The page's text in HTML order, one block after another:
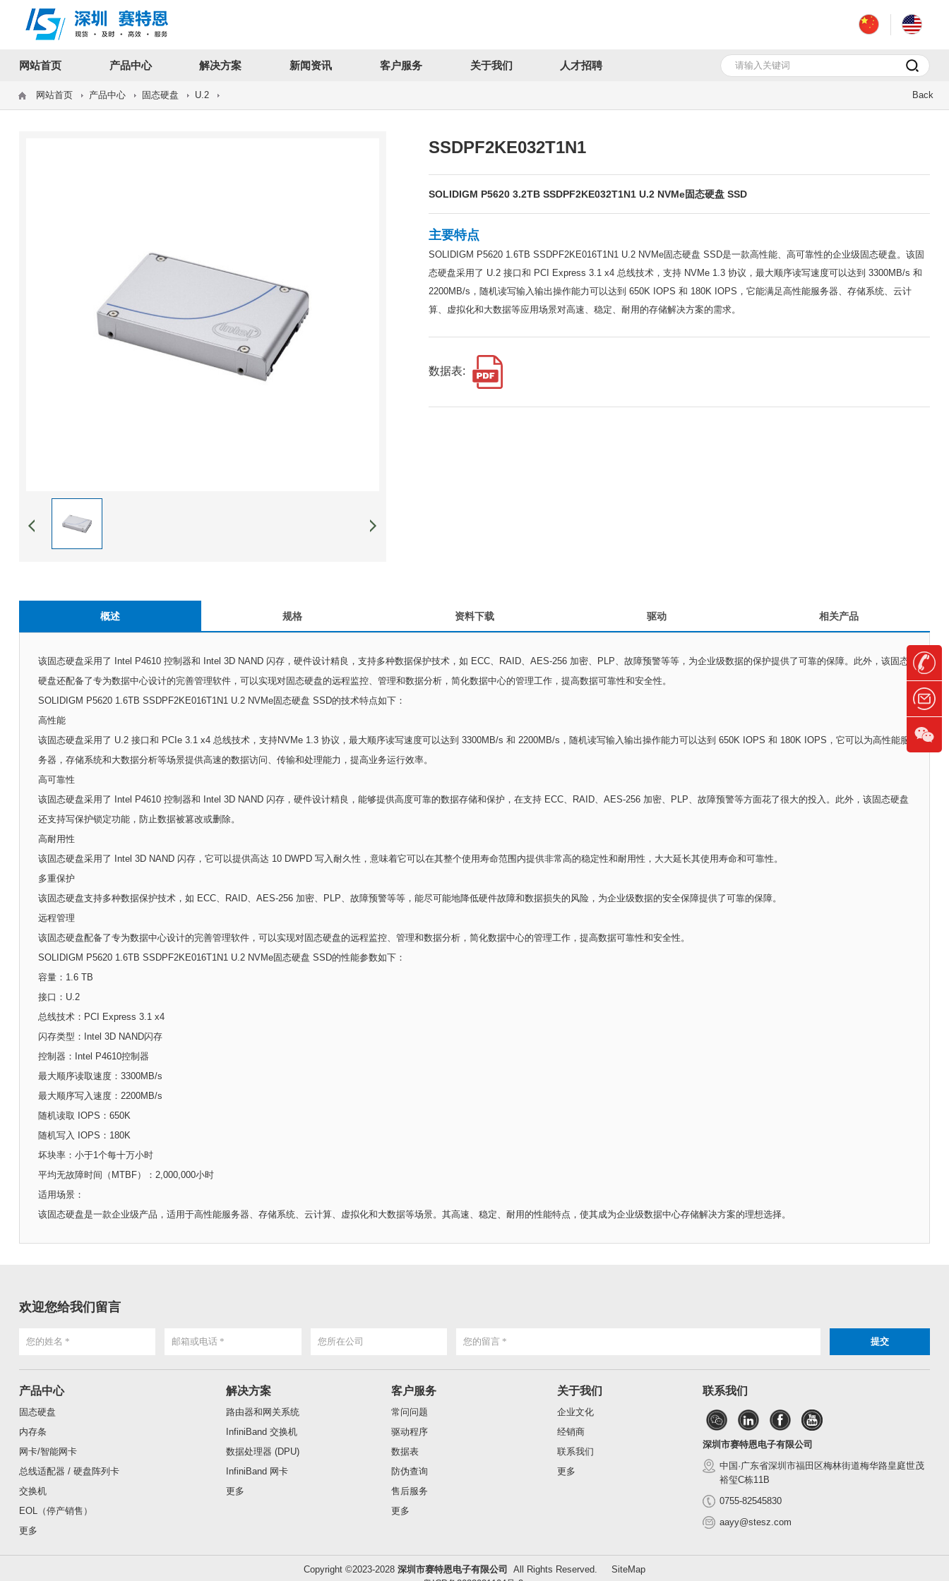
网站首页 产品中心 解决方案 新闻资讯 客户服务 关于我们 人才招聘
Back
网站首页 产品中心 固态硬盘 U.2
SSDPF2KE032T1N1
SOLIDIGM P5620 3.2TB SSDPF2KE032T1N1 U.2 NVMe固态硬盘 SSD
主要特点
SOLIDIGM P5620 1.6TB SSDPF2KE016T1N1 U.2 NVMe固态硬盘 SSD是一款高性能、高可靠性的企业级固态硬盘。该固
态硬盘采用了 U.2 接口和 PCI Express 3.1 x4 总线技术，支持 NVMe 1.3 协议，最大顺序读写速度可以达到 3300MB/s 和
2200MB/s，随机读写输入输出操作能力可以达到 650K IOPS 和 180K IOPS，它能满足高性能服务器、存储系统、云计
算、虚拟化和大数据等应用场景对高速、稳定、耐用的存储解决方案的需求。
数据表:
概述 规格 资料下载 驱动 相关产品
该固态硬盘采用了 Intel P4610 控制器和 Intel 3D NAND 闪存，硬件设计精良，支持多种数据保护技术，如 ECC、RAID、AES-256 加密、PLP、故障预警等等，为企业级数据的保护提供了可靠的保障。此外，该固态
硬盘还配备了专为数据中心设计的完善管理软件，可以实现对固态硬盘的远程监控、管理和数据分析，简化数据中心的管理工作，提高数据可靠性和安全性。
SOLIDIGM P5620 1.6TB SSDPF2KE016T1N1 U.2 NVMe固态硬盘 SSD的技术特点如下：
高性能
该固态硬盘采用了 U.2 接口和 PCIe 3.1 x4 总线技术，支持NVMe 1.3 协议，最大顺序读写速度可以达到 3300MB/s 和 2200MB/s，随机读写输入输出操作能力可以达到 650K IOPS 和 180K IOPS，它可以为高性能服
务器，存储系统和大数据分析等场景提供高速的数据访问、传输和处理能力，提高业务运行效率。
高可靠性
该固态硬盘采用了 Intel P4610 控制器和 Intel 3D NAND 闪存，硬件设计精良，能够提供高度可靠的数据存储和保护，在支持 ECC、RAID、AES-256 加密、PLP、故障预警等方面花了很大的投入。此外，该固态硬盘
还支持写保护锁定功能，防止数据被篡改或删除。
高耐用性
该固态硬盘采用了 Intel 3D NAND 闪存，它可以提供高达 10 DWPD 写入耐久性，意味着它可以在其整个使用寿命范围内提供非常高的稳定性和耐用性，大大延长其使用寿命和可靠性。
多重保护
该固态硬盘支持多种数据保护技术，如 ECC、RAID、AES-256 加密、PLP、故障预警等等，能尽可能地降低硬件故障和数据损失的风险，为企业级数据的安全保障提供了可靠的保障。
远程管理
该固态硬盘配备了专为数据中心设计的完善管理软件，可以实现对固态硬盘的远程监控、管理和数据分析，简化数据中心的管理工作，提高数据可靠性和安全性。
SOLIDIGM P5620 1.6TB SSDPF2KE016T1N1 U.2 NVMe固态硬盘 SSD的性能参数如下：
容量：1.6 TB
接口：U.2
总线技术：PCI Express 3.1 x4
闪存类型：Intel 3D NAND闪存
控制器：Intel P4610控制器
最大顺序读取速度：3300MB/s
最大顺序写入速度：2200MB/s
随机读取 IOPS：650K
随机写入 IOPS：180K
坏块率：小于1个每十万小时
平均无故障时间（MTBF）：2,000,000小时
适用场景：
该固态硬盘是一款企业级产品，适用于高性能服务器、存储系统、云计算、虚拟化和大数据等场景。其高速、稳定、耐用的性能特点，使其成为企业级数据中心存储解决方案的理想选择。
欢迎您给我们留言
产品中心
固态硬盘
内存条
网卡/智能网卡
总线适配器 / 硬盘阵列卡
交换机
EOL（停产销售）
更多
解决方案
路由器和网关系统
InfiniBand 交换机
数据处理器 (DPU)
InfiniBand 网卡
更多
客户服务
常问问题
驱动程序
数据表
防伪查询
售后服务
更多
关于我们
企业文化
经销商
联系我们
更多
联系我们
深圳市赛特恩电子有限公司
中国·广东省深圳市福田区梅林街道梅华路皇庭世茂
裕玺C栋11B
0755-82545830
aayy@stesz.com
Copyright ©2023-2028 深圳市赛特恩电子有限公司 All Rights Reserved.
SiteMap